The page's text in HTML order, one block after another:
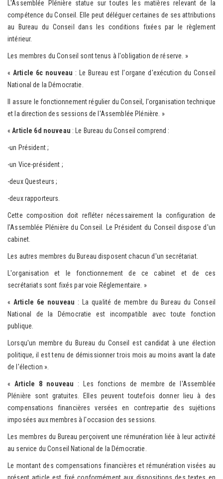
L'Assemblée Plénière statue sur toutes les matières relevant de la
compétence du Conseil. Elle peut déléguer certaines de ses attributions
au Bureau du Conseil dans les conditions fixées par le règlement
intérieur.
Les membres du Conseil sont tenus à l'obligation de réserve. »
«Article 6c nouveau : Le Bureau est l'organe d'exécution du Conseil
National de la Démocratie.
Il assure le fonctionnement régulier du Conseil, l'organisation technique
et la direction des sessions de l'Assemblée Plénière. »
«Article 6d nouveau : Le Bureau du Conseil comprend :
-un Président ;
-un Vice-président ;
-deux Questeurs ;
-deux rapporteurs.
Cette composition doit refléter nécessairement la configuration de
l'Assemblée Plénière du Conseil. Le Président du Conseil dispose d'un
cabinet.
Les autres membres du Bureau disposent chacun d'un secrétariat.
L'organisation et le fonctionnement de ce cabinet et de ces
secrétariats sont fixés par voie Réglementaire. »
«Article 6e nouveau : La qualité de membre du Bureau du Conseil
National de la Démocratie est incompatible avec toute fonction
publique.
Lorsqu'un membre du Bureau du Conseil est candidat à une élection
politique, il est tenu de démissionner trois mois au moins avant la date
de l'élection ».
«Article 8 nouveau : Les fonctions de membre de l'Assemblée
Plénière sont gratuites. Elles peuvent toutefois donner lieu à des
compensations financières versées en contrepartie des sujétions
imposées aux membres à l'occasion des sessions.
Les membres du Bureau perçoivent une rémunération liée à leur activité
au service du Conseil National de la Démocratie.
Le montant des compensations financières et rémunération visées au